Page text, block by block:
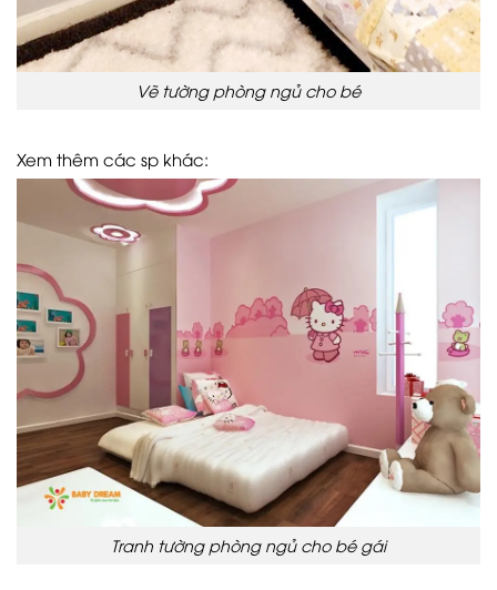
Vẽ tường phòng ngủ cho bé
Xem thêm các sp khác:
Tranh tường phòng ngủ cho bé gái